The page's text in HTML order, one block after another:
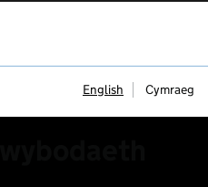
English Cymraeg